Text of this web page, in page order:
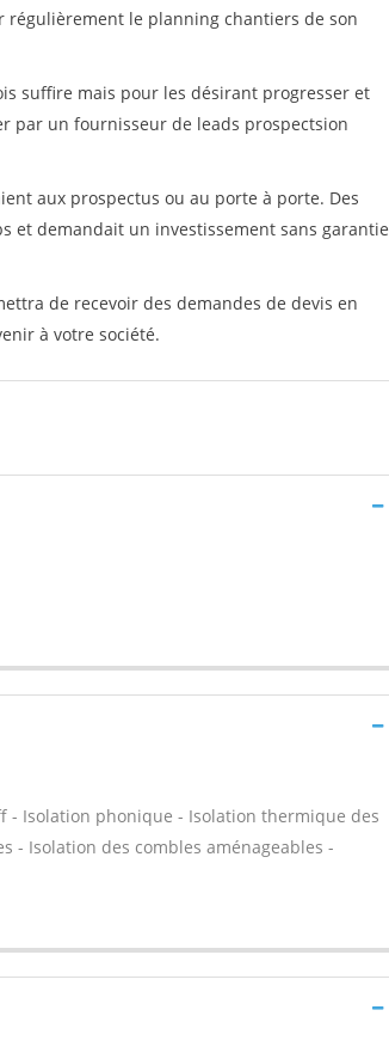
le planning chantiers de son
suffire mais pour les désirant progresser et
par un fournisseur de leads prospectsion
aux prospectus ou au porte à porte. Des
et demandait un investissement sans garantie
de recevoir des demandes de devis en
à votre société.
- Isolation phonique - Isolation thermique des
- Isolation des combles aménageables -